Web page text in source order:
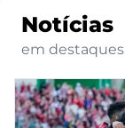
Notícias
em destaques